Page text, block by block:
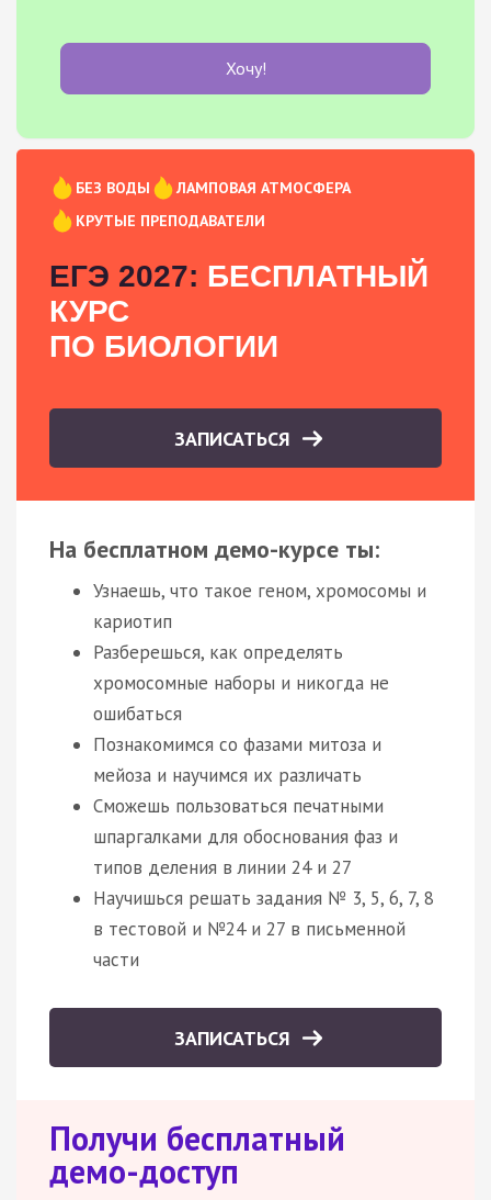
Хочу!
БЕЗ ВОДЫ
ЛАМПОВАЯ АТМОСФЕРА
КРУТЫЕ ПРЕПОДАВАТЕЛИ
ЕГЭ 2027: БЕСПЛАТНЫЙ
КУРС
ПО БИОЛОГИИ
ЗАПИСАТЬСЯ
На бесплатном демо-курсе ты:
Узнаешь, что такое геном, хромосомы и
кариотип
Разберешься, как определять
хромосомные наборы и никогда не
ошибаться
Познакомимся со фазами митоза и
мейоза и научимся их различать
Сможешь пользоваться печатными
шпаргалками для обоснования фаз и
типов деления в линии 24 и 27
Научишься решать задания № 3, 5, 6, 7, 8
в тестовой и №24 и 27 в письменной
части
ЗАПИСАТЬСЯ
Получи бесплатный
демо-доступ